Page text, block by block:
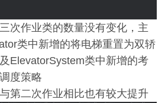
次作业类的数量没有变化，主
类中新增的将电梯重置为双轿
ElevatorSystem类中新增的考
度策略
第二次作业相比也有较大提升